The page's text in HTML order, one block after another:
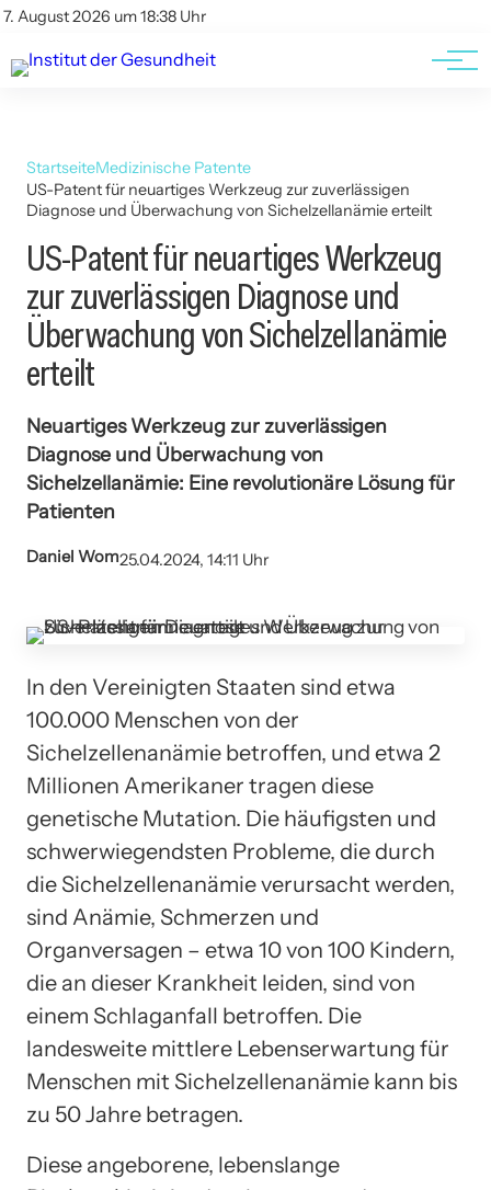
7. August 2026 um 18:38 Uhr
Kontakt
Kontakt
AGBs
StartseiteMedizinische Patente
US-Patent für neuartiges Werkzeug zur zuverlässigen
Diagnose und Überwachung von Sichelzellanämie erteilt
US-Patent für neuartiges Werkzeug
zur zuverlässigen Diagnose und
Überwachung von Sichelzellanämie
erteilt
Neuartiges Werkzeug zur zuverlässigen
Diagnose und Überwachung von
Sichelzellanämie: Eine revolutionäre Lösung für
Patienten
Daniel Wom25.04.2024, 14:11 Uhr
In den Vereinigten Staaten sind etwa
100.000 Menschen von der
Sichelzellenanämie betroffen, und etwa 2
Millionen Amerikaner tragen diese
genetische Mutation. Die häufigsten und
schwerwiegendsten Probleme, die durch
die Sichelzellenanämie verursacht werden,
sind Anämie, Schmerzen und
Organversagen – etwa 10 von 100 Kindern,
die an dieser Krankheit leiden, sind von
einem Schlaganfall betroffen. Die
landesweite mittlere Lebenserwartung für
Menschen mit Sichelzellenanämie kann bis
zu 50 Jahre betragen.
Diese angeborene, lebenslange